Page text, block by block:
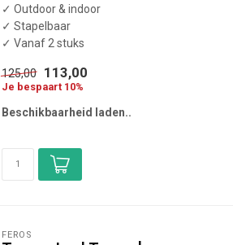
✓ Outdoor & indoor
✓ Stapelbaar
✓ Vanaf 2 stuks
125,00 113,00
Je bespaart 10%
Beschikbaarheid laden..
FEROS